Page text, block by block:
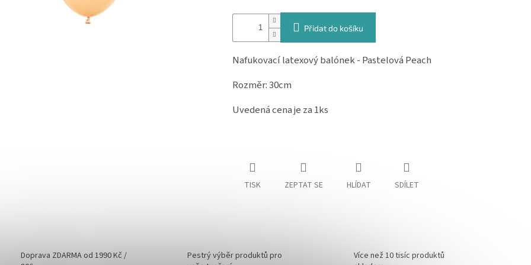
Přidat do košíku
Nafukovací latexový balónek - Pastelová Peach
Rozměr: 30cm
Uvedená cena je za 1ks
TISK ZEPTAT SE HLÍDAT SDÍLET
Doprava ZDARMA od 1990 Kč /
Pestrý výběr produktů pro
Více než 10 tisíc produktů